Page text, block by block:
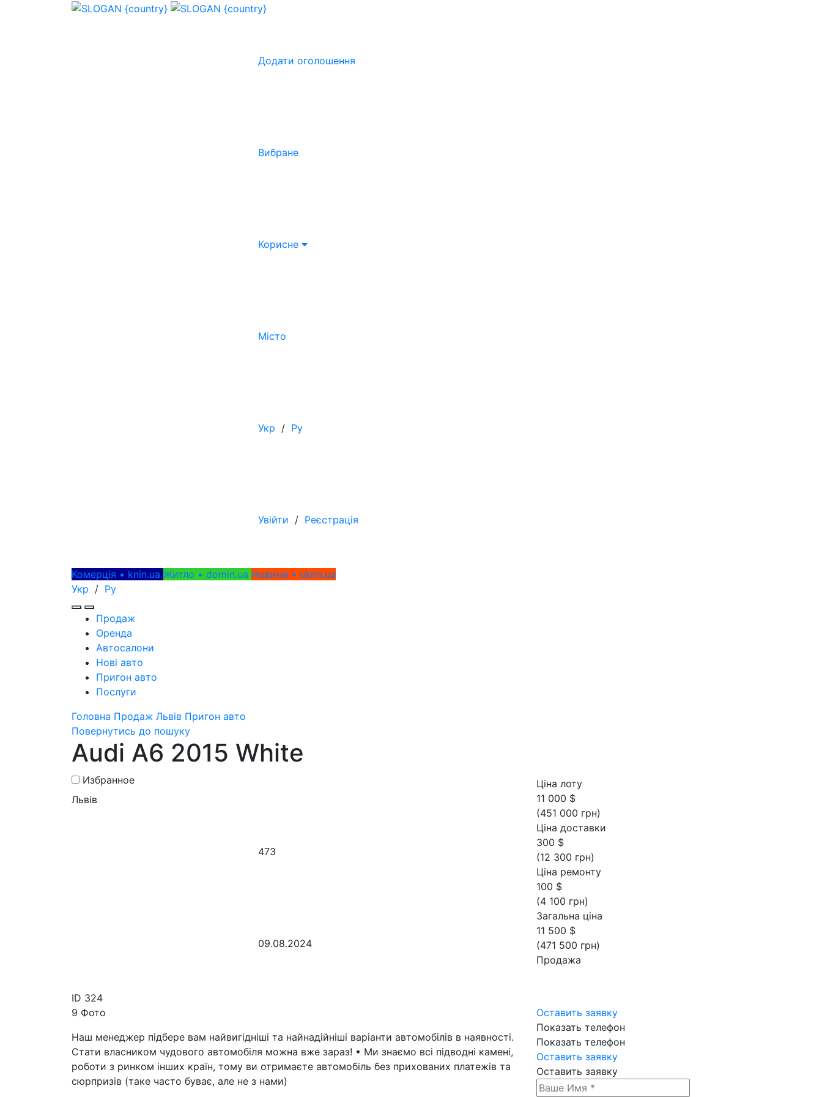
Додати оголошення
Вибране
Корисне
Місто
Укр / Ру
Увійти / Реєстрація
Комерція • knin.ua Житло • domin.ua Новини • ukrin.ua
Укр / Ру
Продаж
Оренда
Автосалони
Нові авто
Пригон авто
Послуги
Головна Продаж Львів Пригон авто
Повернутись до пошуку
Audi A6 2015 White
Избранное
Львів
473
09.08.2024
ID 324
Ціна лоту
11 000 $
(451 000 грн)
Ціна доставки
300 $
(12 300 грн)
Ціна ремонту
100 $
(4 100 грн)
Загальна ціна
11 500 $
(471 500 грн)
Продажа
9 Фото
Наш менеджер підбере вам найвигідніші та найнадійніші варіанти автомобілів в наявності.
Стати власником чудового автомобіля можна вже зараз! • Ми знаємо всі підводні камені,
роботи з ринком інших країн, тому ви отримаєте автомобіль без прихованих платежів та
сюрпризів (таке часто буває, але не з нами)
Оставить заявку
Показать телефон
Показать телефон
Оставить заявку
Оставить заявку